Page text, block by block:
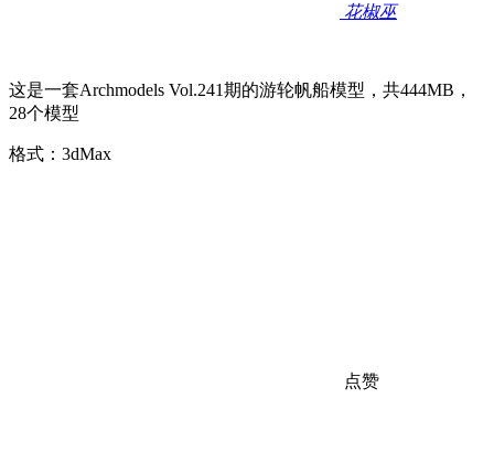
花椒巫
这是一套Archmodels Vol.241期的游轮帆船模型，共444MB，
28个模型
格式：3dMax
点赞